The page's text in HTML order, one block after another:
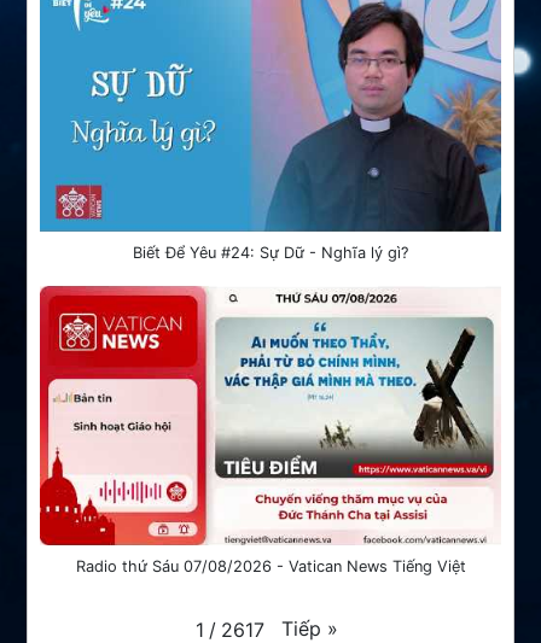
Biết Để Yêu #24: Sự Dữ - Nghĩa lý gì?
Radio thứ Sáu 07/08/2026 - Vatican News Tiếng Việt
1 / 2617 Tiếp »